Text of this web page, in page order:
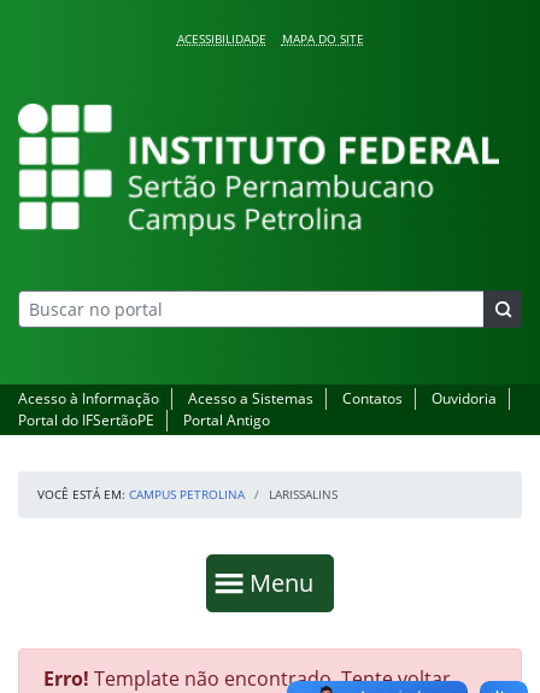
ACESSIBILIDADE MAPA DO SITE
Campus Petrolina
Acesso à Informação Acesso a Sistemas Contatos
Ouvidoria
Portal do IFSertãoPE
Portal Antigo
VOCÊ ESTÁ EM: CAMPUS PETROLINA LARISSALINS
Mostrar
Menu
Erro! Template não encontrado. Tente voltar